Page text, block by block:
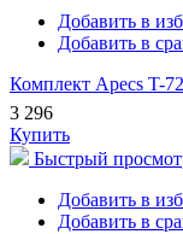
Добавить в
Добавить в
Комплект Apecs T-
3 296
Купить
Быстрый
Добавить в
Добавить в